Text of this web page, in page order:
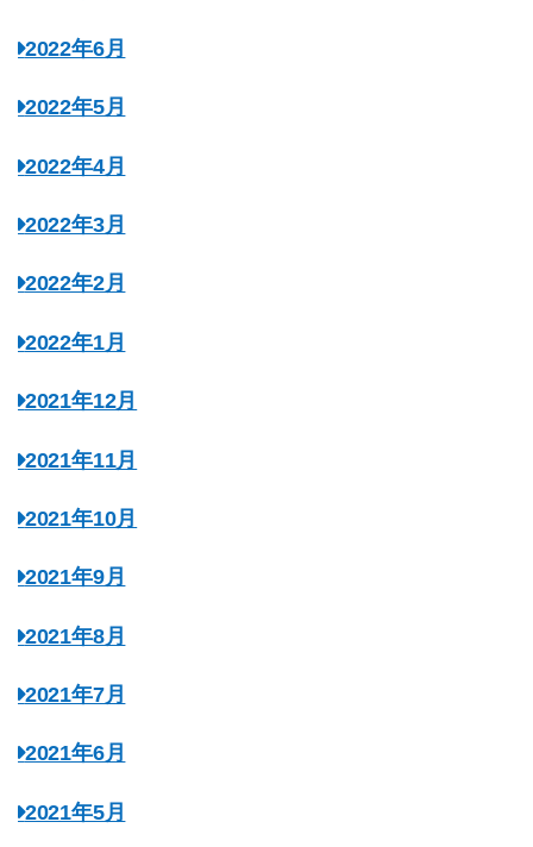
2022年6月
2022年5月
2022年4月
2022年3月
2022年2月
2022年1月
2021年12月
2021年11月
2021年10月
2021年9月
2021年8月
2021年7月
2021年6月
2021年5月